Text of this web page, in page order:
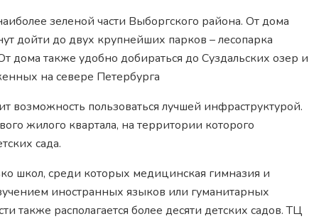
зеленой части Выборгского района. От дома
дойти до двух крупнейших парков – лесопарка
дома также удобно добираться до Суздальских озер и
на севере Петербурга
возможность пользоваться лучшей инфраструктурой.
жилого квартала, на территории которого
сада.
школ, среди которых медицинская гимназия и
иностранных языков или гуманитарных
также располагается более десяти детских садов. ТЦ